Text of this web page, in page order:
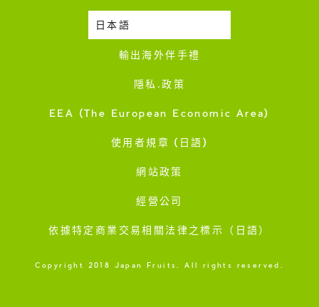
日本語時令蔬果收成表
輸出海外伴手禮
隱私·政策
EEA (The European Economic Area)
使用者規章 (日語)
網站政策
經營公司
依據特定商業交易相關法律之標示（日語）
Copyright 2018 Japan Fruits. All rights reserved.